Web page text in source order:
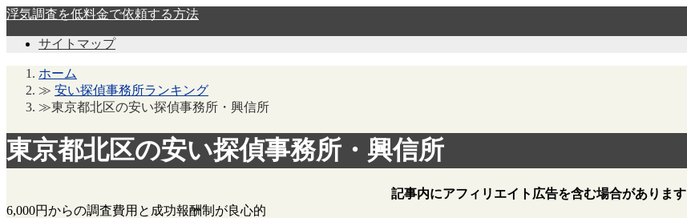
浮気調査を低料金で依頼する方法
サイトマップ
ホーム
≫ 安い探偵事務所ランキング
≫東京都北区の安い探偵事務所・興信所
東京都北区の安い探偵事務所・興信所
記事内にアフィリエイト広告を含む場合があります
6,000円からの調査費用と成功報酬制が良心的